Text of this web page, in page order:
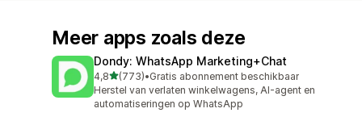
Meer apps zoals deze
Dondy: WhatsApp Marketing+Chat
4,8van 5 sterren
(773)
773 recensies in totaal
•Gratis abonnement beschikbaar
Herstel van verlaten winkelwagens, AI-agent en
automatiseringen op WhatsApp